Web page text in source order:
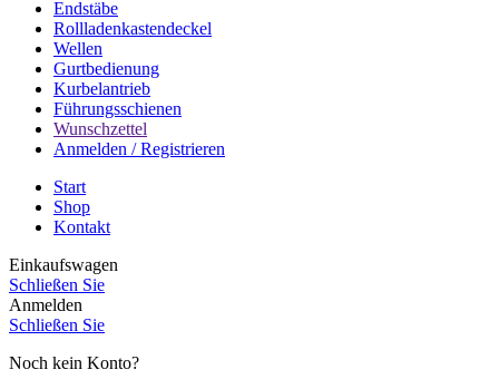
Endstäbe
Rollladenkastendeckel
Wellen
Gurtbedienung
Kurbelantrieb
Führungsschienen
Wunschzettel
Anmelden / Registrieren
Start
Shop
Kontakt
Einkaufswagen
Schließen Sie
Anmelden
Schließen Sie
Noch kein Konto?